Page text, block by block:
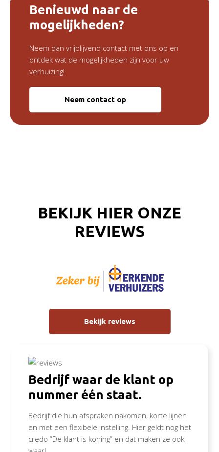
Benieuwd naar de
mogelijkheden?
Neem dan vrijblijvend contact met ons op en
ontdek wat de mogelijkheden zijn voor uw
verhuizing!
Neem contact op
BEKIJK HIER ONZE
REVIEWS
Bekijk reviews
Bedrijf waar de klant op
nummer één staat.
Bedrijf die hun afspraken nakomen, korte lijnen
en met een flexibele instelling. Hier geldt nog het
credo “De klant is koning” en dat maken ze ook